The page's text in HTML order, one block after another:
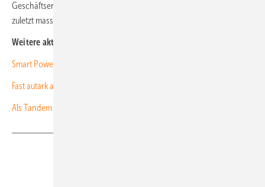
Geschäftserwartung in der Solarbranche war vor diesem Hintergrund
zuletzt massiv eingebrochen. (nhp)
Weitere aktuelle Meldungen:
Smart Power startet Großspeicher in Thüringen
Fast autark auf dem Land
Als Tandem in die Gewinnzone